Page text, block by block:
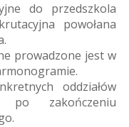
do przedszkola
powołana
prowadzone jest w
oddziałów
po zakończeniu